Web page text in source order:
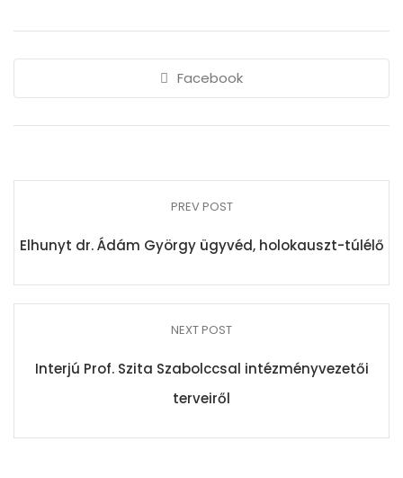
Facebook
PREV POST
Elhunyt dr. Ádám György ügyvéd, holokauszt-túlélő
NEXT POST
Interjú Prof. Szita Szabolccsal intézményvezetői
terveiről